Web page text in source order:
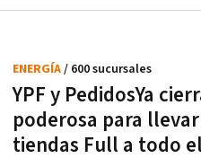
YPF y PedidosYa
poderosa para
tiendas Full a todo
ENERGÍA/ 600 sucursales